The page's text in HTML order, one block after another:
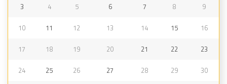
3 4 5 6 7 8 9
10 11 12 13 14 15 16
17 18 19 20 21 22 23
24 25 26 27 28 29 30